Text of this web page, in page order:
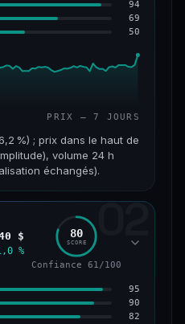
94
69
50
PRIX — 7 JOURS
%) ; prix dans le haut de
volume 24 h
échangés).
VOLUME 24 H
VAR. 30 J
+32,8 %
02
$
%
80
SCORE
Confiance 61/100
95
90
82